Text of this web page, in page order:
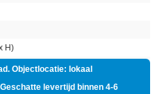
H)
Objectlocatie: lokaal
levertijd binnen 4-6